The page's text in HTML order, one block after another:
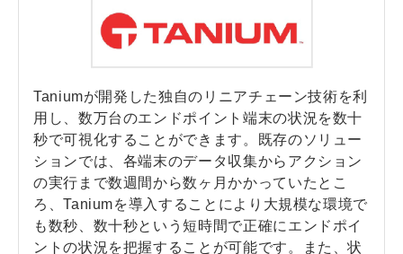
Taniumが開発した独自のリニアチェーン技術を利
用し、数万台のエンドポイント端末の状況を数十
秒で可視化することができます。既存のソリュー
ションでは、各端末のデータ収集からアクション
の実行まで数週間から数ヶ月かかっていたとこ
ろ、Taniumを導入することにより大規模な環境で
も数秒、数十秒という短時間で正確にエンドポイ
ントの状況を把握することが可能です。また、状